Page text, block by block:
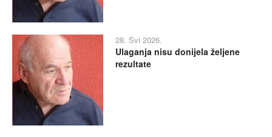
28. Svi 2026.
Ulaganja nisu donijela željene
rezultate